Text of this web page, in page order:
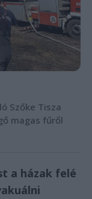
Szőke Tisza
magas fűről
a házak felé